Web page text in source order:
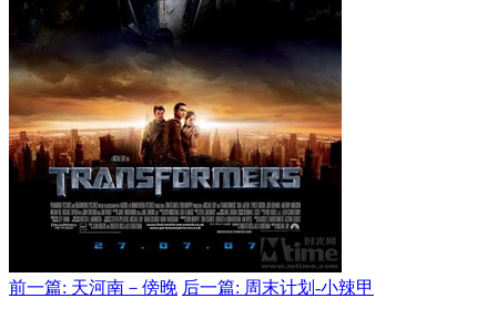
前一篇: 天河南－傍晚 后一篇: 周末计划-小辣甲